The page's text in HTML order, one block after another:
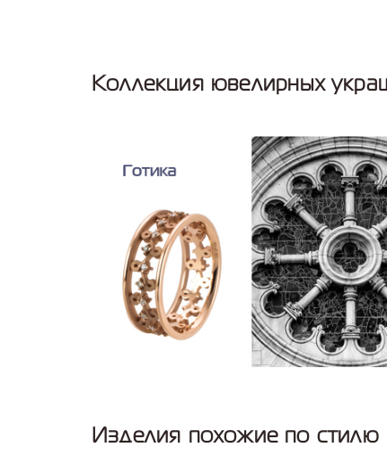
Коллекция ювелирных
Изделия похожие по стилю